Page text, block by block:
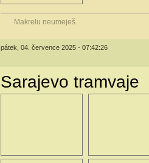
Makrelu neumeješ.
pátek, 04. července 2025 - 07:42:26
Sarajevo tramvaje